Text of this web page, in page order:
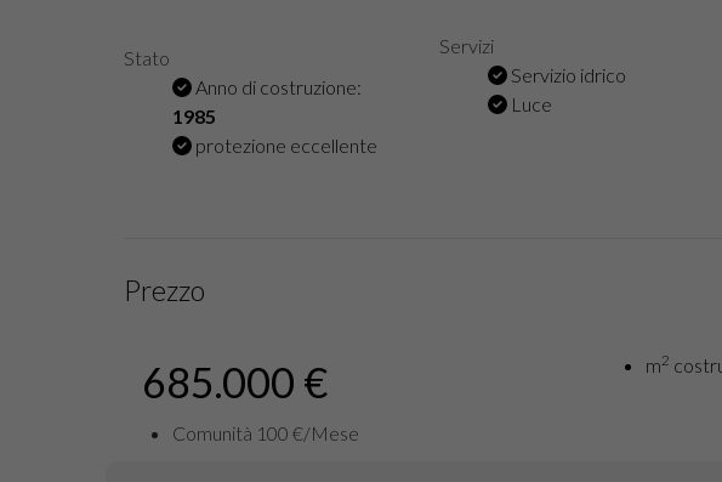
Stato
Anno di costruzione:
1985
protezione eccellente
Servizi
Servizio idrico
Luce
Prezzo
685.000 € m2
Comunità 100 €/Mese